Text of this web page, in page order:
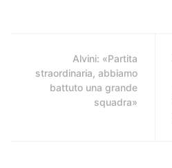
Alvini: «Partita
straordinaria, abbiamo
battuto una grande
squadra»